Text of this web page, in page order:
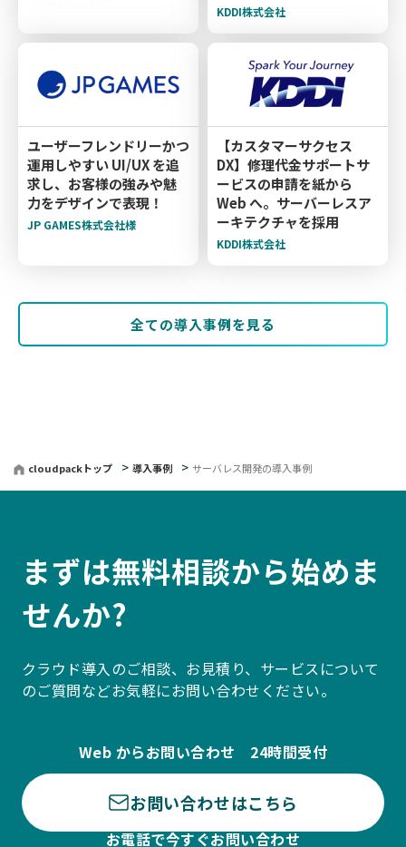
KDDI株式会社
ユーザーフレンドリーかつ
運用しやすい UI/UX を追
求し、お客様の強みや魅
力をデザインで表現！
JP GAMES株式会社様
【カスタマーサクセス
DX】修理代金サポートサ
ービスの申請を紙から
Web へ。サーバーレスア
ーキテクチャを採用
KDDI株式会社
全ての導入事例を見る
cloudpackトップ 導入事例 サーバレス開発の導入事例
まずは無料相談から始めま
せんか?
クラウド導入のご相談、お見積り、サービスについて
のご質問などお気軽にお問い合わせください。
Web からお問い合わせ 24時間受付
お問い合わせはこちら
お電話で今すぐお問い合わせ